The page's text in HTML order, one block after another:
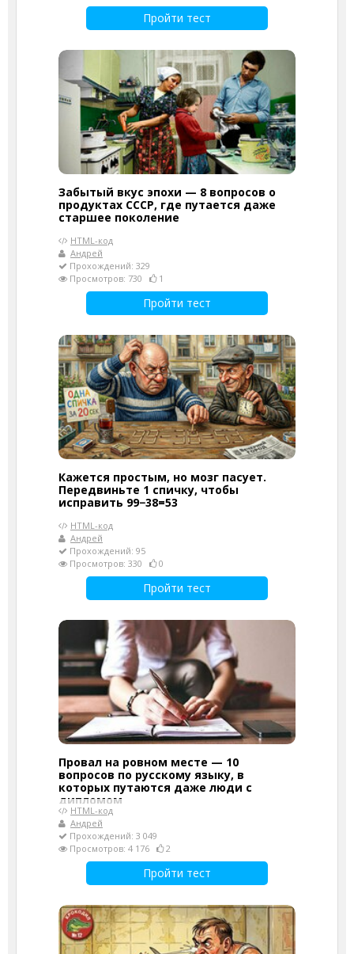
Пройти тест
Забытый вкус эпохи — 8 вопросов о
продуктах СССР, где путается даже
старшее поколение
HTML-код
Андрей
Прохождений: 329
Просмотров: 730
1
Пройти тест
Кажется простым, но мозг пасует.
Передвиньте 1 спичку, чтобы
исправить 99−38=53
HTML-код
Андрей
Прохождений: 95
Просмотров: 330
0
Пройти тест
Провал на ровном месте — 10
вопросов по русскому языку, в
которых путаются даже люди с
дипломом
HTML-код
Андрей
Прохождений: 3 049
Просмотров: 4 176
2
Пройти тест